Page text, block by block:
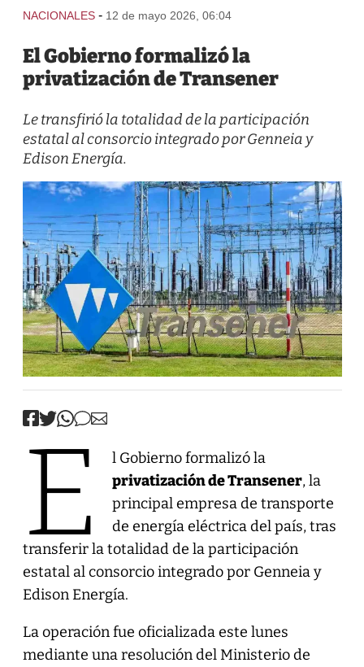
NACIONALES - 12 de mayo 2026, 06:04
El Gobierno formalizó la
privatización de Transener
Le transfirió la totalidad de la participación
estatal al consorcio integrado por Genneia y
Edison Energía.
E
l Gobierno formalizó la
privatización de Transener, la
principal empresa de transporte
de energía eléctrica del país, tras
transferir la totalidad de la participación
estatal al consorcio integrado por Genneia y
Edison Energía.
La operación fue oficializada este lunes
mediante una resolución del Ministerio de